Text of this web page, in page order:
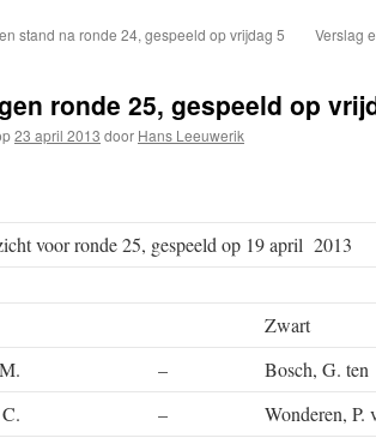
stand na ronde 24, gespeeld op vrijdag 5
Verslag
ronde 25, gespeeld op
23 april 2013 door Hans Leeuwerik
voor ronde 25, gespeeld op 19 april 2013
Zwart
– Bosch, G. ten
– Wonderen, P.